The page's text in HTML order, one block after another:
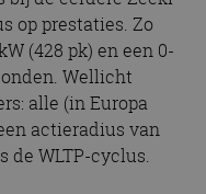
op prestaties. Zo
(428 pk) en een 0-
Wellicht
alle (in Europa
actieradius van
de WLTP-cyclus.